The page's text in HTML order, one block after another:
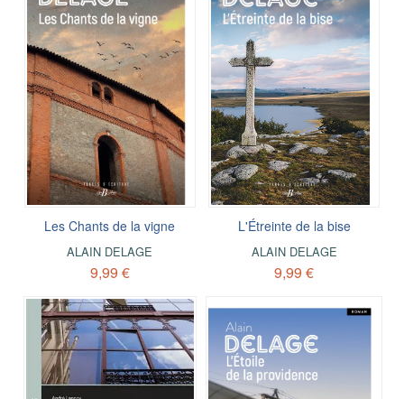
Les Chants de la vigne
ALAIN DELAGE
9,99 €
L'Étreinte de la bise
ALAIN DELAGE
9,99 €